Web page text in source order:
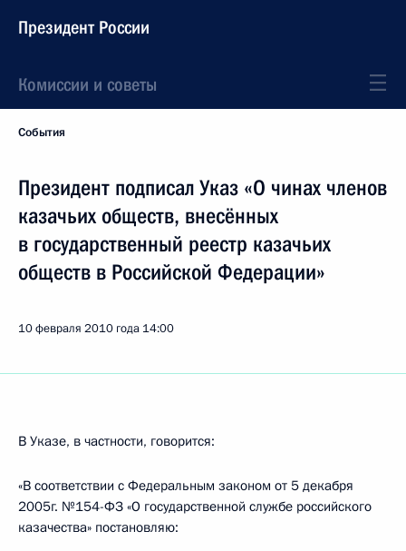
Президент России
Комиссии и советы
События
Президент подписал Указ «О чинах членов
казачьих обществ, внесённых
в государственный реестр казачьих
обществ в Российской Федерации»
10 февраля 2010 года 14:00
В Указе, в частности, говорится:
«В соответствии с Федеральным законом от 5 декабря
2005г. №154-ФЗ «О государственной службе российского
казачества» постановляю: